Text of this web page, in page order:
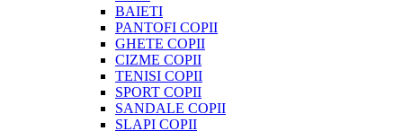
BAIETI
PANTOFI COPII
GHETE COPII
CIZME COPII
TENISI COPII
SPORT COPII
SANDALE COPII
SLAPI COPII